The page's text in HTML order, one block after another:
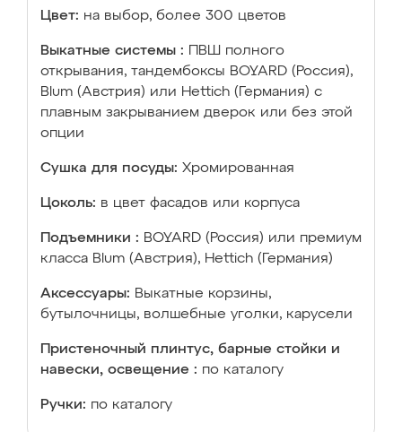
Цвет: на выбор, более 300 цветов
Выкатные системы :
ПВШ полного
открывания, тандембоксы BOYARD (Россия),
Blum (Австрия) или Hettich (Германия) с
плавным закрыванием дверок или без этой
опции
Сушка для посуды: Хромированная
Цоколь: в цвет фасадов или корпуса
Подъемники : BOYARD (Россия) или премиум
класса Blum (Австрия), Hettich (Германия)
Аксессуары: Выкатные корзины,
бутылочницы, волшебные уголки, карусели
Пристеночный плинтус, барные стойки и
навески, освещение : по каталогу
Ручки: по каталогу